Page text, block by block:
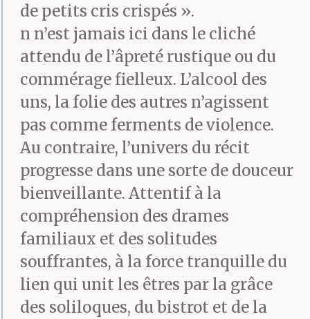
d’après-midi. Il entre,
accroche veste et
casquette à la patère et
va s’installer au bar. Il
pose son tabouret à côté
de celui de l’ex-grutier.
Demande si tout va
bien. Jimmy répond que
oui. Sa mère ne peut
plus s’alimenter mais
ils l’ont mise sous
de petits cris crispés ».
n n’est jamais ici dans le cliché
attendu de l’âpreté rustique ou du
commérage fielleux. L’alcool des
uns, la folie des autres n’agissent
pas comme ferments de violence.
Au contraire, l’univers du récit
progresse dans une sorte de douceur
bienveillante. Attentif à la
compréhension des drames
familiaux et des solitudes
souffrantes, à la force tranquille du
lien qui unit les êtres par la grâce
des soliloques, du bistrot et de la